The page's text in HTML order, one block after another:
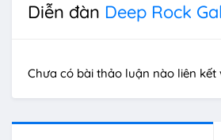
Diễn đàn Deep Rock
Chưa có bài thảo luận nào liên kết